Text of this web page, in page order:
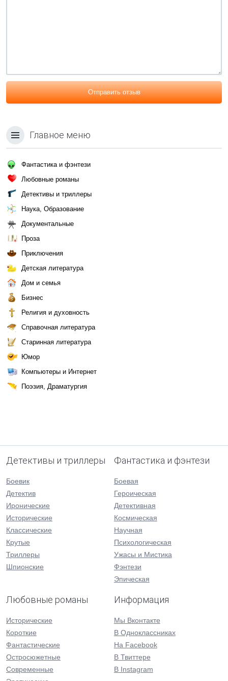
Отправить отзыв
Главное меню
Фантастика и фэнтези
Любовные романы
Детективы и триллеры
Наука, Образование
Документальные
Проза
Приключения
Детская литература
Дом и семья
Бизнес
Религия и духовность
Справочная литература
Старинная литература
Юмор
Компьютеры и Интернет
Поэзия, Драматургия
Детективы и триллеры
Боевик
Детектив
Иронические
Исторические
Классические
Крутые
Триллеры
Шпионские
Фантастика и фэнтези
Боевая
Героическая
Детективная
Космическая
Научная
Психологическая
Ужасы и Мистика
Фэнтези
Эпическая
Любовные романы
Исторические
Короткие
Фантастические
Остросюжетные
Современные
Информация
Мы Вконтакте
В Одноклассниках
На Facebook
В Твиттере
В Instagram